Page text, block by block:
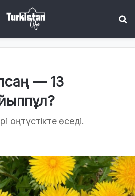
— 13
оңтүстікте өседі.